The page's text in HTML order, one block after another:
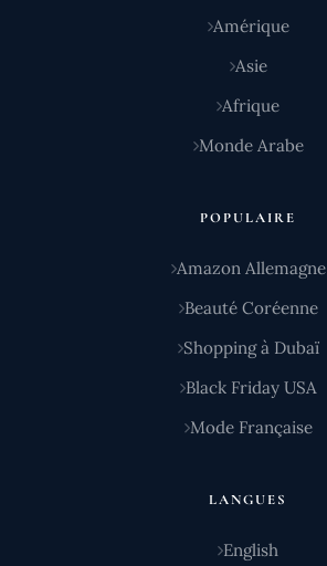
Amérique
Asie
Afrique
Monde Arabe
POPULAIRE
Amazon Allemagne
Beauté Coréenne
Shopping à Dubaï
Black Friday USA
Mode Française
LANGUES
English